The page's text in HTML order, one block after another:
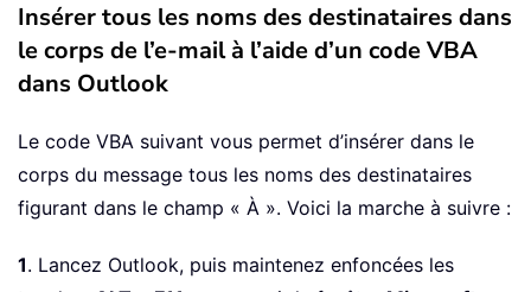
Insérer tous les noms des destinataires dans
le corps de l’e-mail à l’aide d’un code VBA
dans Outlook
Le code VBA suivant vous permet d’insérer dans le
corps du message tous les noms des destinataires
figurant dans le champ « À ». Voici la marche à suivre :
1. Lancez Outlook, puis maintenez enfoncées les